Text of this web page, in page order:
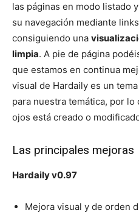
las páginas en modo listado
su navegación mediante
consiguiendo una
limpia. A pie de página
que estamos en continua
visual de Hardaily es un
para nuestra temática, por
ojos está creado o
Las principales mejoras
Hardaily v0.97
Mejora visual y de orden